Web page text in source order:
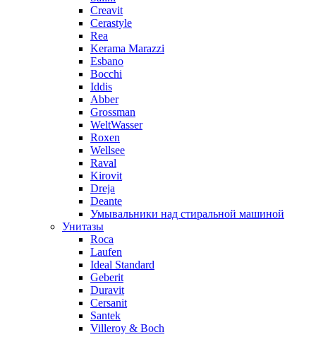
Creavit
Cerastyle
Rea
Kerama Marazzi
Esbano
Bocchi
Iddis
Abber
Grossman
WeltWasser
Roxen
Wellsee
Raval
Kirovit
Dreja
Deante
Умывальники над стиральной машиной
Унитазы
Roca
Laufen
Ideal Standard
Geberit
Duravit
Cersanit
Santek
Villeroy & Boch